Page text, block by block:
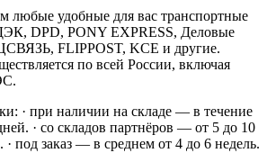
любые удобные для вас транспортные
DPD, PONY EXPRESS, Деловые
FLIPPOST, KCE и другие.
по всей России, включая
· при наличии на складе — в течение
· со складов партнёров — от 5 до 10
· под заказ — в среднем от 4 до 6 недель.